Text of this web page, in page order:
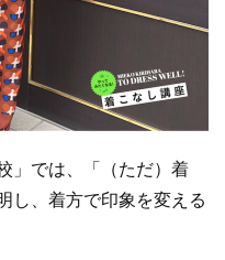
」では、「（ただ）着
し、着方で印象を変える